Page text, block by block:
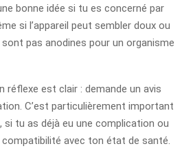
bonne idée si tu es concerné par
si l’appareil peut sembler doux ou
pas anodines pour un organisme
réflexe est clair : demande un avis
C’est particulièrement important
tu as déjà eu une complication ou
compatibilité avec ton état de santé.